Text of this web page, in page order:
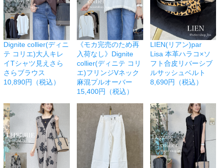
Dignite collier(ディニ
テ コリエ)大人キレ
イTシャツ見えさら
さらブラウス
10,890円（税込）
《モカ完売のため再
入荷なし》Dignite
collier(ディニテ コリ
エ)フリンジVネック
麻混プルオーバー
15,400円（税込）
LIEN(リアン)par
Lisa 本革ハラコ×ソ
フト合皮リバーシブ
ルサッシュベルト
8,690円（税込）